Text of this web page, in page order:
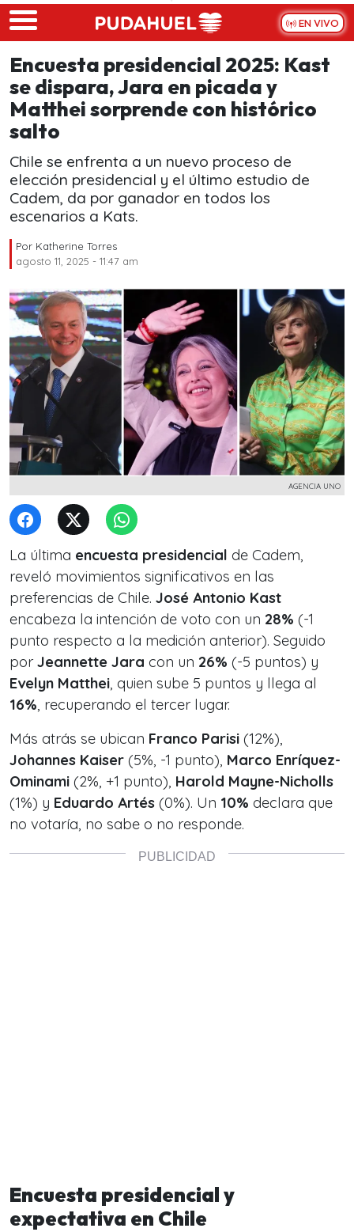
Skip to main content
EN VIVO
Encuesta presidencial 2025: Kast
se dispara, Jara en picada y
Matthei sorprende con histórico
salto
Chile se enfrenta a un nuevo proceso de
elección presidencial y el último estudio de
Cadem, da por ganador en todos los
escenarios a Kats.
Por Katherine Torres
agosto 11, 2025 - 11:47 am
AGENCIA UNO
La última encuesta presidencial de Cadem,
reveló movimientos significativos en las
preferencias de Chile. José Antonio Kast
encabeza la intención de voto con un 28% (-1
punto respecto a la medición anterior). Seguido
por Jeannette Jara con un 26% (-5 puntos) y
Evelyn Matthei, quien sube 5 puntos y llega al
16%, recuperando el tercer lugar.
Más atrás se ubican Franco Parisi (12%),
Johannes Kaiser (5%, -1 punto), Marco Enríquez-
Ominami (2%, +1 punto), Harold Mayne-Nicholls
(1%) y Eduardo Artés (0%). Un 10% declara que
no votaría, no sabe o no responde.
Encuesta presidencial y
expectativa en Chile